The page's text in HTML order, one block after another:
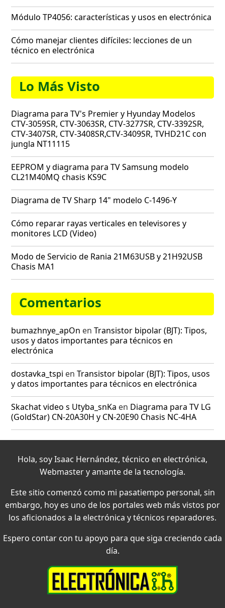
Módulo TP4056: características y usos en electrónica
Cómo manejar clientes difíciles: lecciones de un
técnico en electrónica
Lo Más Visto
Diagrama para TV's Premier y Hyunday Modelos
CTV-3059SR, CTV-3063SR, CTV-3277SR, CTV-3392SR,
CTV-3407SR, CTV-3408SR,CTV-3409SR, TVHD21C con
jungla NT11115
EEPROM y diagrama para TV Samsung modelo
CL21M40MQ chasis KS9C
Diagrama de TV Sharp 14" modelo C-1496-Y
Cómo reparar rayas verticales en televisores y
monitores LCD (Video)
Modo de Servicio de Rania 21M63USB y 21H92USB
Chasis MA1
Comentarios
bumazhnye_apOn enTransistor bipolar (BJT): Tipos,
usos y datos importantes para técnicos en
electrónica
dostavka_tspi enTransistor bipolar (BJT): Tipos, usos
y datos importantes para técnicos en electrónica
Skachat video s Utyba_snKa en Diagrama para TV LG
(GoldStar) CN-20A30H y CN-20E90 Chasis NC-4HA
Hola, soy Isaac Hernández, técnico en electrónica,
Webmaster y amante de la tecnología.
Este sitio comenzó como mi pasatiempo personal, sin
embargo, hoy es uno de los portales web más vistos por
los aficionados a la electrónica y técnicos reparadores.
Espero contar con tu apoyo para que siga creciendo cada
día.